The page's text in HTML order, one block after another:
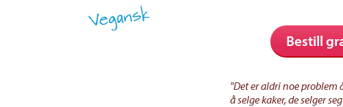
Vegansk
Bestill
"Det er aldri noe problem
å selge kaker, de selger